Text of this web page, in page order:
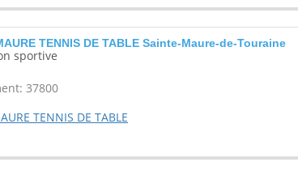
TENNIS DE TABLE Sainte-Maure-de-Touraine
sportive
37800
TENNIS DE TABLE